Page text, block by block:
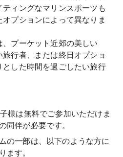
ィングなマリンスポーツも
プションによって異なりま
プーケット近郊の美しい
行者、または終日オプショ
した時間を過ごしたい旅行
様は無料でご参加いただけま
同伴が必要です。
の一部は、以下のような方に
ます。